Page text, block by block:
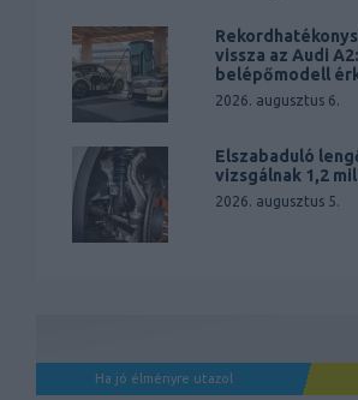
vissza az Audi
belépőmodell
2026. augusztus 6.
Elszabaduló
vizsgálnak 1,2
2026. augusztus 5.
Ha jó élményre utazol